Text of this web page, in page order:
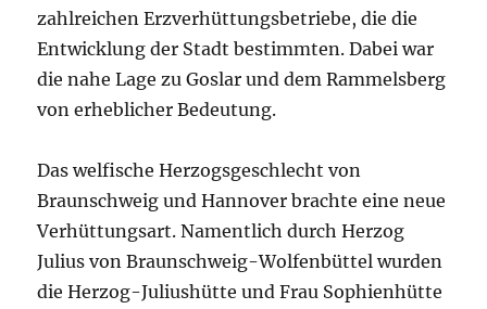
zahlreichen Erzverhüttungsbetriebe, die die
Entwicklung der Stadt bestimmten. Dabei war
die nahe Lage zu Goslar und dem Rammelsberg
von erheblicher Bedeutung.
Das welfische Herzogsgeschlecht von
Braunschweig und Hannover brachte eine neue
Verhüttungsart. Namentlich durch Herzog
Julius von Braunschweig-Wolfenbüttel wurden
die Herzog-Juliushütte und Frau Sophienhütte